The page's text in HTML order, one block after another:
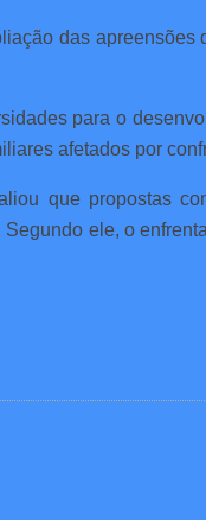
das
para o
afetados por
que propostas
ele, o